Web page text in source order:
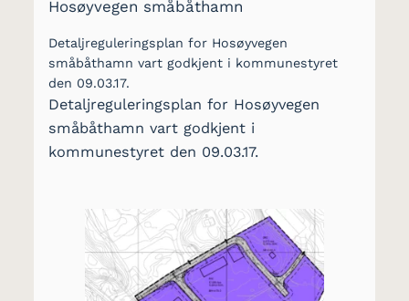
Hosøyvegen småbåthamn
Detaljreguleringsplan for Hosøyvegen
småbåthamn vart godkjent i kommunestyret
den 09.03.17.
Detaljreguleringsplan for Hosøyvegen
småbåthamn vart godkjent i
kommunestyret den 09.03.17.